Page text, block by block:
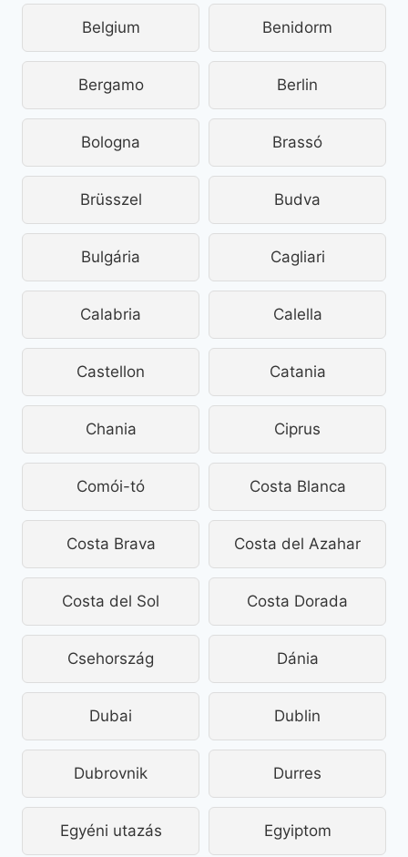
Belgium Benidorm
Bergamo Berlin
Bologna Brassó
Brüsszel Budva
Bulgária Cagliari
Calabria Calella
Castellon Catania
Chania Ciprus
Comói-tó Costa Blanca
Costa Brava Costa del Azahar
Costa del Sol Costa Dorada
Csehország Dánia
Dubai Dublin
Dubrovnik Durres
Egyéni utazás Egyiptom